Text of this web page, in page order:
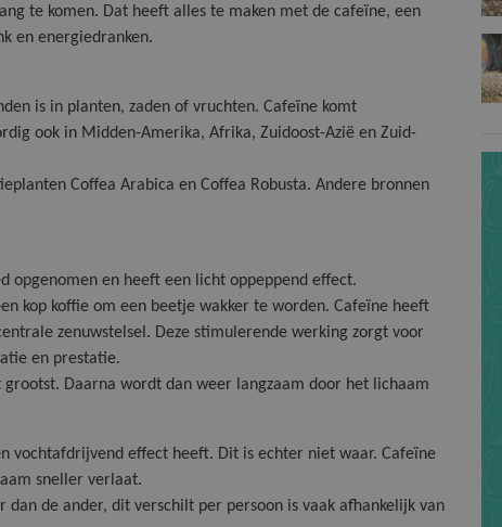
te komen. Dat heeft alles te maken met de cafeïne, een
en energiedranken.
is in planten, zaden of vruchten. Cafeïne komt
ook in Midden-Amerika, Afrika, Zuidoost-Azië en Zuid-
Coffea Arabica en Coffea Robusta. Andere bronnen
en heeft een licht oppeppend effect.
kop koffie om een beetje wakker te worden. Cafeïne heeft
zenuwstelsel. Deze stimulerende werking zorgt voor
en prestatie.
Daarna wordt dan weer langzaam door het lichaam
vochtafdrijvend effect heeft. Dit is echter niet waar. Cafeïne
sneller verlaat.
de ander, dit verschilt per persoon is vaak afhankelijk van